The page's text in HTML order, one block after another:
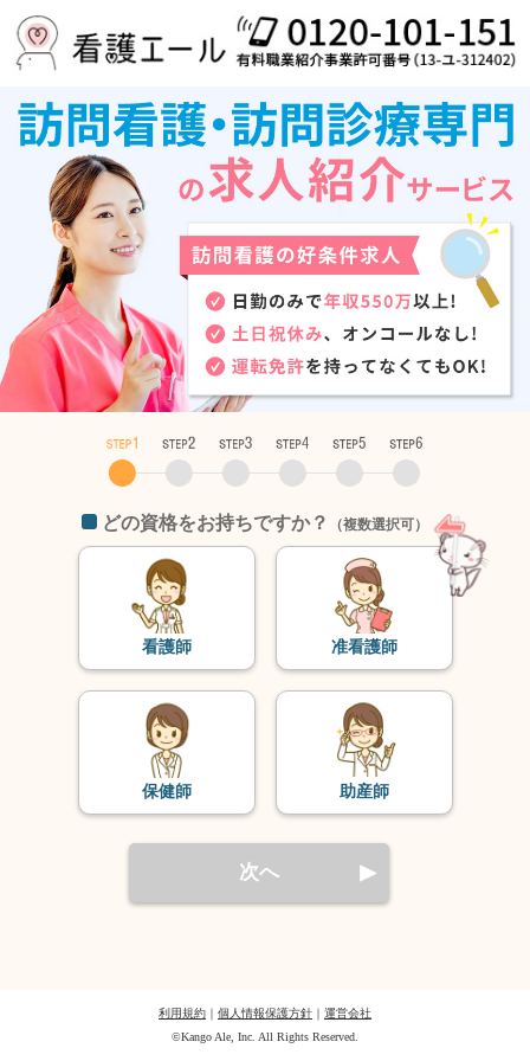
どの資格をお持ちですか？ （複数選択可）
看護師 准看護師
保健師 助産師
次へ
利用規約 ｜ 個人情報保護方針 ｜ 運営会社
©Kango Ale, Inc. All Rights Reserved.